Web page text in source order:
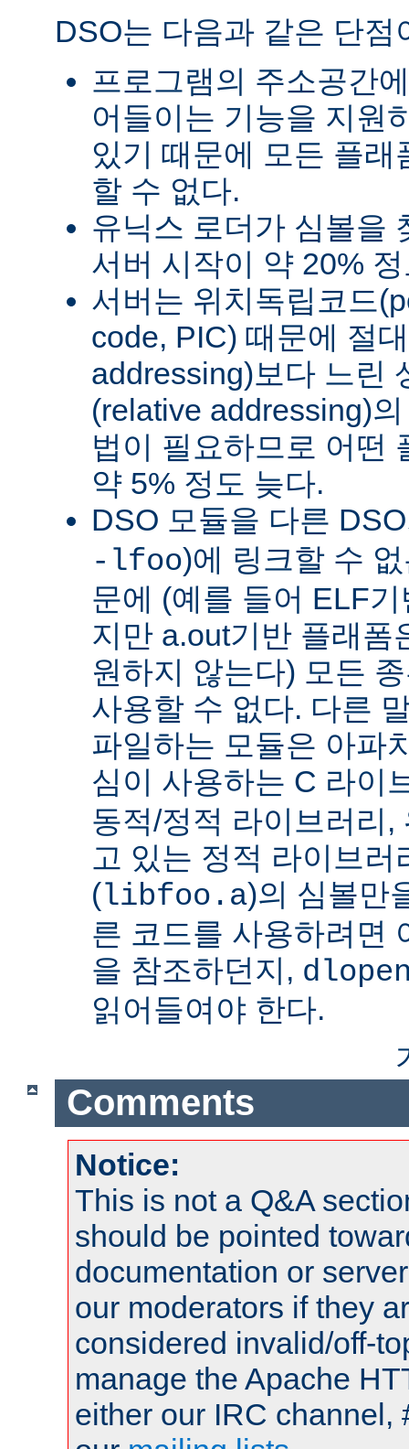
DSO는 다음과 같은 단점
프로그램의 주소공간
어들이는 기능을 지원
있기 때문에 모든 플
할 수 없다.
유닉스 로더가 심볼을
서버 시작이 약 20%
서버는 위치독립코드
code, PIC) 때문에 절
addressing)보다 느린
(relative addressing)
법이 필요하므로 어떤
약 5% 정도 늦다.
DSO 모듈을 다른
-lfoo)에 링크할 수
문에 (예를 들어 ELF
지만 a.out기반 플래폼
원하지 않는다) 모든
사용할 수 없다. 다른
파일하는 모듈은 아파
심이 사용하는 C 라이
동적/정적 라이브러리,
고 있는 정적 라이브러
(libfoo.a)의 심볼만
른 코드를 사용하려면
을 참조하던지,
읽어들여야 한다.
Comments
Notice:
This is not a Q&A
should be pointed
documentation or
our moderators if they
considered invalid/off-
manage the Apache
either our IRC channel,